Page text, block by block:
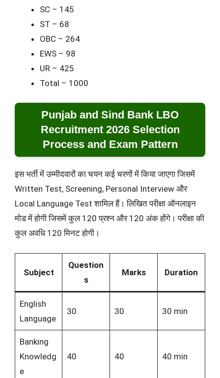
SC – 145
ST – 68
OBC – 264
EWS – 98
UR – 425
Total – 1000
Punjab and Sind Bank LBO
Recruitment 2026 Selection
Process and Exam Pattern
इस भर्ती में उम्मीदवारों का चयन कई चरणों में किया जाएगा जिसमें
Written Test, Screening, Personal Interview और
Local Language Test शामिल हैं। लिखित परीक्षा ऑनलाइन
मोड में होगी जिसमें कुल 120 प्रश्न और 120 अंक होंगे। परीक्षा की
कुल अवधि 120 मिनट होगी।
Subject
Question
s
Marks Duration
English
Language
30 30 30 min
Banking
Knowledg
e
40 40 40 min